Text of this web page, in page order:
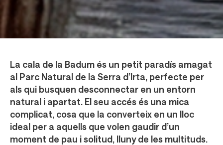
La cala de la Badum és un petit paradís amagat
al Parc Natural de la Serra d’Irta, perfecte per
als qui busquen desconnectar en un entorn
natural i apartat. El seu accés és una mica
complicat, cosa que la converteix en un lloc
ideal per a aquells que volen gaudir d’un
moment de pau i solitud, lluny de les multituds.